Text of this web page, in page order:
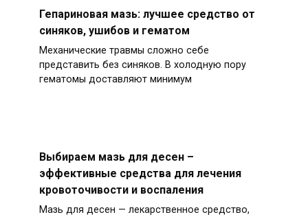
Гепариновая мазь: лучшее средство от
синяков, ушибов и гематом
Механические травмы сложно себе
представить без синяков. В холодную пору
гематомы доставляют минимум
Выбираем мазь для десен –
эффективные средства для лечения
кровоточивости и воспаления
Мазь для десен — лекарственное средство,